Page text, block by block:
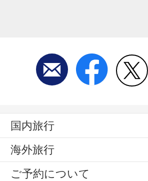
国内旅行
海外旅行
ご予約について